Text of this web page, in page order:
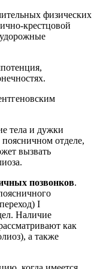
физических
крестцовой
тела и дужки
поясничном отделе,
вызвать
позвонков.
I
Наличие
как
а также